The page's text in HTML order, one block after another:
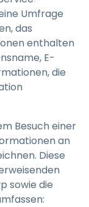
Umfrage
das
enthalten
E-
die
Besuch einer
an
Diese
sowie die